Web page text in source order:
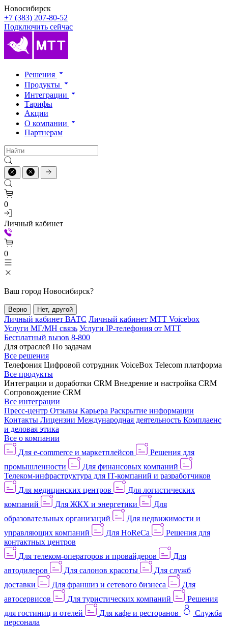
Новосибирск
+7 (383) 207-80-52
Подключить сейчас
Решения
Продукты
Интеграции
Тарифы
Акции
О компании
Партнерам
0
Личный кабинет
0
Ваш город Новосибирск?
Верно Нет, другой
Личный кабинет ВАТС Личный кабинет МТТ Voicebox
Услуги МГ/МН связь Услуги IP-телефония от МТТ
Бесплатный вызов 8-800
Для отраслей По задачам
Все решения
Телефония Цифровой сотрудник VoiceBox Telecom платформа
Все продукты
Интеграции и доработки CRM Внедрение и настройка CRM
Сопровождение CRM
Все интеграции
Пресс-центр Отзывы Карьера Раскрытие информации
Контакты Лицензии Международная деятельность Комплаенс
и деловая этика
Все о компании
Для e-commerce и маркетплейсов
Решения для
промышленности
Для финансовых компаний
Телеком-инфраструктура для IT-компаний и разработчиков
Для медицинских центров
Для логистических
компаний
Для ЖКХ и энергетики
Для
образовательных организаций
Для недвижимости и
управляющих компаний
Для HoReCa
Решения для
контактных центров
Для телеком-операторов и провайдеров
Для
автодилеров
Для салонов красоты
Для служб
доставки
Для франшиз и сетевого бизнеса
Для
автосервисов
Для туристических компаний
Решения
для гостиниц и отелей
Для кафе и ресторанов
Служба
персонала